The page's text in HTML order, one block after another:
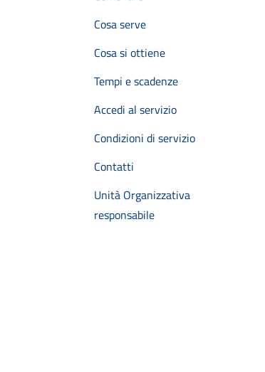
Cosa serve
Cosa si ottiene
Tempi e scadenze
Accedi al servizio
Condizioni di servizio
Contatti
Unità Organizzativa
responsabile